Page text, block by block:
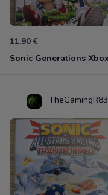
11.90 €
TheGamingR83